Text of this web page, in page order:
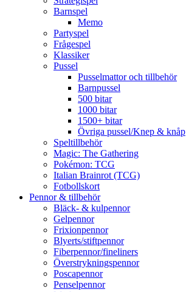
Barnspel
Memo
Partyspel
Frågespel
Klassiker
Pussel
Pusselmattor och tillbehör
Barnpussel
500 bitar
1000 bitar
1500+ bitar
Övriga pussel/Knep & knåp
Speltillbehör
Magic: The Gathering
Pokémon: TCG
Italian Brainrot (TCG)
Fotbollskort
Pennor & tillbehör
Bläck- & kulpennor
Gelpennor
Frixionpennor
Blyerts/stiftpennor
Fiberpennor/fineliners
Överstrykningspennor
Poscapennor
Penselpennor